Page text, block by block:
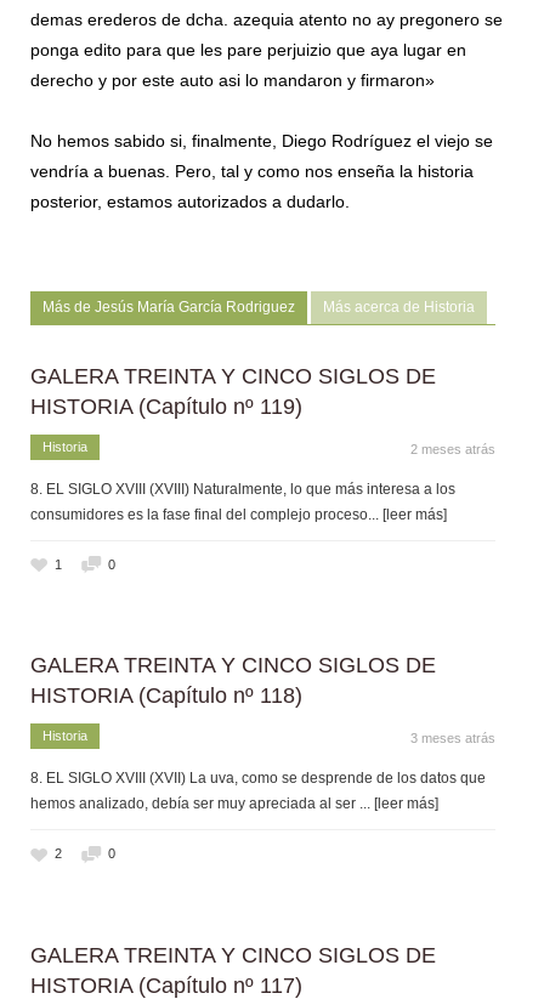
demas erederos de dcha. azequia atento no ay pregonero se
ponga edito para que les pare perjuizio que aya lugar en
derecho y por este auto asi lo mandaron y firmaron»
No hemos sabido si, finalmente, Diego Rodríguez el viejo se
vendría a buenas. Pero, tal y como nos enseña la historia
posterior, estamos autorizados a dudarlo.
Más de Jesús María García Rodriguez Más acerca de Historia
GALERA TREINTA Y CINCO SIGLOS DE
HISTORIA (Capítulo nº 119)
Historia 2 meses atrás
8. EL SIGLO XVIII (XVIII) Naturalmente, lo que más interesa a los
consumidores es la fase final del complejo proceso... [leer más]
1 0
GALERA TREINTA Y CINCO SIGLOS DE
HISTORIA (Capítulo nº 118)
Historia 3 meses atrás
8. EL SIGLO XVIII (XVII) La uva, como se desprende de los datos que
hemos analizado, debía ser muy apreciada al ser ... [leer más]
2 0
GALERA TREINTA Y CINCO SIGLOS DE
HISTORIA (Capítulo nº 117)